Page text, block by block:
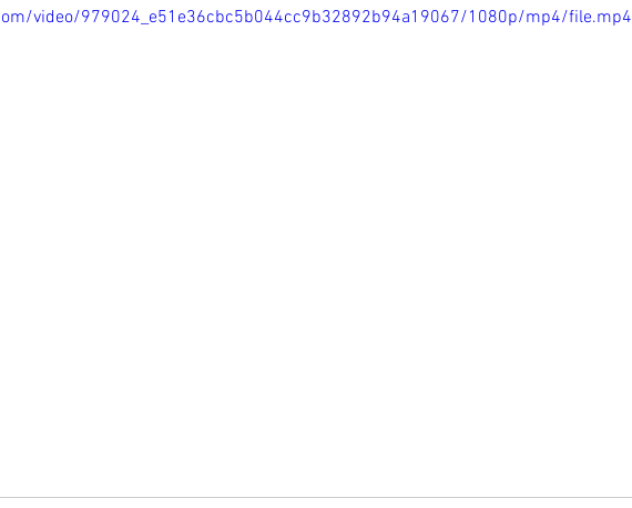
video/979024_e51e36cbc5b044cc9b32892b94a19067/1080p/mp4/file.mp4